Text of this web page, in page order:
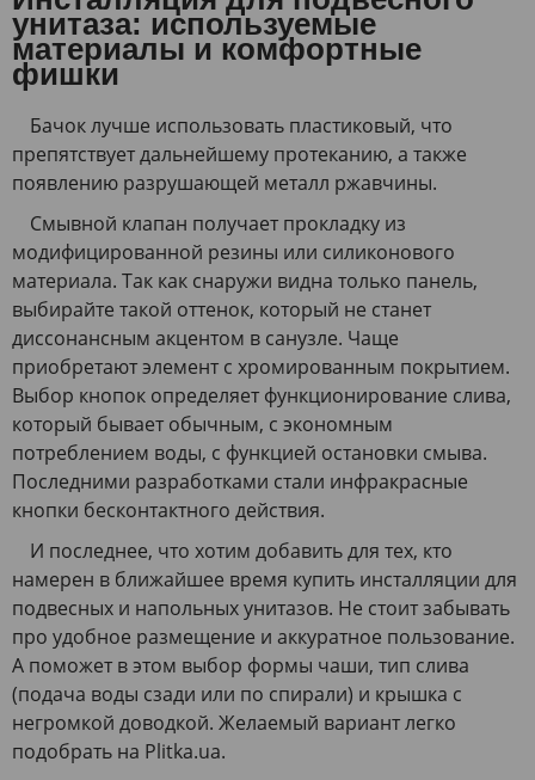
унитаза: используемые
материалы и комфортные
фишки
Бачок лучше использовать пластиковый, что
препятствует дальнейшему протеканию, а также
появлению разрушающей металл ржавчины.
Смывной клапан получает прокладку из
модифицированной резины или силиконового
материала. Так как снаружи видна только панель,
выбирайте такой оттенок, который не станет
диссонансным акцентом в санузле. Чаще
приобретают элемент с хромированным покрытием.
Выбор кнопок определяет функционирование слива,
который бывает обычным, с экономным
потреблением воды, с функцией остановки смыва.
Последними разработками стали инфракрасные
кнопки бесконтактного действия.
И последнее, что хотим добавить для тех, кто
намерен в ближайшее время купить инсталляции для
подвесных и напольных унитазов. Не стоит забывать
про удобное размещение и аккуратное пользование.
А поможет в этом выбор формы чаши, тип слива
(подача воды сзади или по спирали) и крышка с
негромкой доводкой. Желаемый вариант легко
подобрать на Plitka.ua.